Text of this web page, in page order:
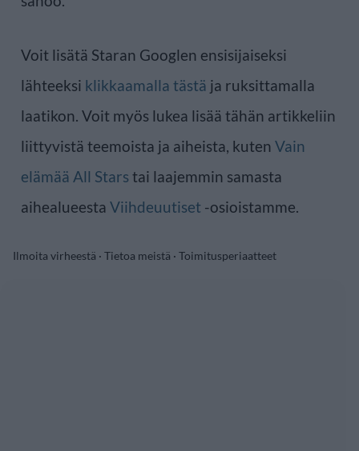
Voit lisätä Staran Googlen ensisijaiseksi
lähteeksi klikkaamalla tästä ja ruksittamalla
laatikon. Voit myös lukea lisää tähän artikkeliin
liittyvistä teemoista ja aiheista, kuten Vain
elämää All Stars tai laajemmin samasta
aihealueesta Viihdeuutiset -osioistamme.
Ilmoita virheestä · Tietoa meistä · Toimitusperiaatteet